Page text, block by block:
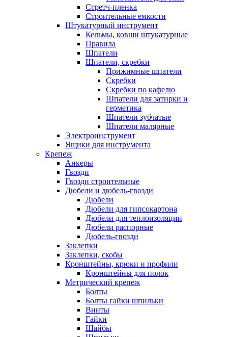
Стретч-пленка
Строительные емкости
Штукатурный инструмент
Кельмы, ковши штукатурные
Правила
Шпатели
Шпатели, скребки
Прижимные шпатели
Скребки
Скребки по кафелю
Шпатели для затирки и
герметика
Шпатели зубчатые
Шпатели малярные
Электроинструмент
Ящики для инструмента
Крепеж
Анкеры
Гвозди
Гвозди строительные
Дюбели и дюбель-гвозди
Дюбели
Дюбели для гипсокартона
Дюбели для теплоизоляции
Дюбели распорные
Дюбель-гвозди
Заклепки
Заклепки, скобы
Кронштейны, крюки и профили
Кронштейны для полок
Метрический крепеж
Болты
Болты гайки шпильки
Винты
Гайки
Шайбы